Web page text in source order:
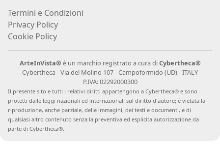
Andrea
Màzzoli
Karl
Mehrkens
Termini e Condizioni
Privacy Policy
Cookie Policy
ArteInVista® è un marchio registrato a cura diCybertheca®
Cybertheca - Via del Molino 107 - Campoformido (UD) - ITALY
P.IVA: 02292000300
Il presente sito e tutti i relativi diritti appartengono a Cybertheca® e sono
protetti dalle leggi nazionali ed internazionali sul diritto d'autore; è vietata la
riproduzione, anche parziale, delle immagini, dei testi e documenti, e di
qualsiasi altro contenuto senza la preventiva ed esplicita autorizzazione da
parte di Cybertheca®.